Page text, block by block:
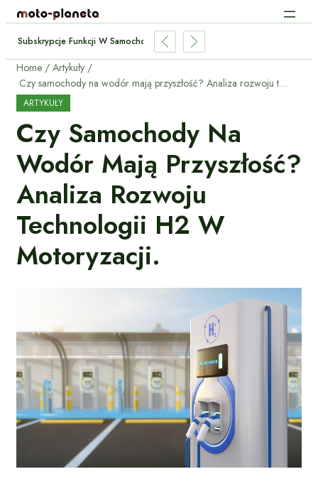
Subskrypcje Funkcji W Samochodach: Płacić Za Podgrzewane Fotele Co
Home
Artykuły
Czy samochody na wodór mają przyszłość? Analiza rozwoju technologii H2 w motoryzacji.
ARTYKUŁY
Czy Samochody Na
Wodór Mają Przyszłość?
Analiza Rozwoju
Technologii H2 W
Motoryzacji.